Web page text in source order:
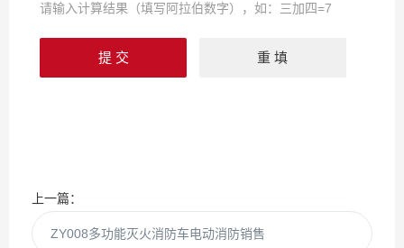
请输入计算结果（填写阿拉伯数字），如：三加四=7
上一篇：
ZY008多功能灭火消防车电动消防销售